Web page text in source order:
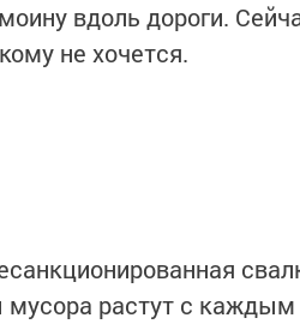
вдоль дороги.
не хочется.
мусора растут с